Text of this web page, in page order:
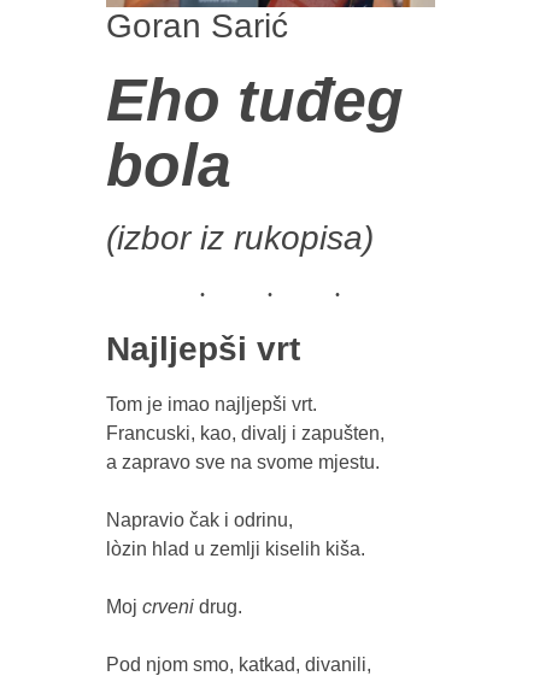
Goran Sarić
Eho tuđeg
bola
(izbor iz rukopisa)
Najljepši vrt
Tom je imao najljepši vrt.
Francuski, kao, divalj i zapušten,
a zapravo sve na svome mjestu.
Napravio čak i odrinu,
lòzin hlad u zemlji kiselih kiša.
Moj crveni drug.
Pod njom smo, katkad, divanili,